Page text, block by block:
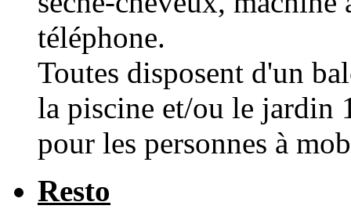
téléphone.
Toutes disposent d'un
la piscine et/ou le jardin
pour les personnes à
Resto